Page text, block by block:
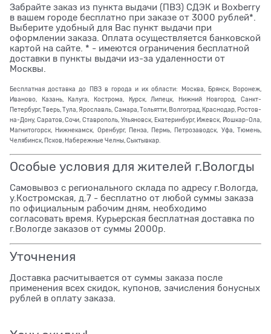
Забрайте заказ из пункта выдачи (ПВЗ) СДЭК и Boxberry
в вашем городе бесплатно при заказе от 3000 рублей*.
Выберите удобный для Вас пункт выдачи при
оформлении заказа. Оплата осуществляется банковской
картой на сайте. * - имеются ограничения бесплатной
доставки в пункты выдачи из-за удаленности от
Москвы.
Бесплатная доставка до ПВЗ в города и их области: Москва, Брянск, Воронеж,
Иваново, Казань, Калуга, Кострома, Курск, Липецк, Нижний Новгород, Санкт-
Петербург, Тверь, Тула, Ярославль, Самара, Тольятти, Волгоград, Краснодар, Ростов-
на-Дону, Саратов, Сочи, Ставрополь, Ульяновск, Екатеринбург, Ижевск, Йошкар-Ола,
Магнитогорск, Нижнекамск, Оренбург, Пенза, Пермь, Петрозаводск, Уфа, Тюмень,
Челябинск, Псков, Набережные Челны, Сыктывкар.
Особые условия для жителей г.Вологды
Самовывоз с регионального склада по адресу г.Вологда,
у.Костромская, д.7 - бесплатно от любой суммы заказа
по официальным рабочим дням, необходимо
согласовать время. Курьерская бесплатная доставка по
г.Вологде заказов от суммы 2000р.
Уточнения
Доставка расчитывается от суммы заказа после
применения всех скидок, купонов, зачисления бонусных
рублей в оплату заказа.